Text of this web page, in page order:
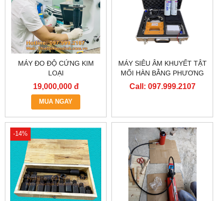
MÁY ĐO ĐỘ CỨNG KIM
LOẠI
19,000,000 đ
MUA NGAY
MÁY SIÊU ÂM KHUYẾT TẬT
MỐI HÀN BẰNG PHƯƠNG
PHÁP TỪ TÍNH
Call: 097.999.2107
-14%